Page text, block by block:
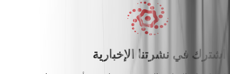
اشترك في نشرتنا الإخبارية